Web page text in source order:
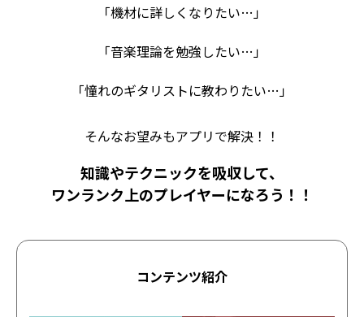
「機材に詳しくなりたい…」
「音楽理論を勉強したい…」
「憧れのギタリストに教わりたい…」
そんなお望みもアプリで解決！！
知識やテクニックを吸収して、
ワンランク上のプレイヤーになろう！！
コンテンツ紹介